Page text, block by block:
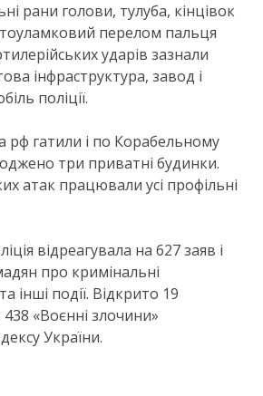
рани голови, тулуба, кінцівок
перелом пальця
ударів зазнали
інфраструктура, завод і
поліції.
рф гатили і по Корабельному
три приватні будинки.
атак працювали усі профільні
відреагувала на 627 заяв і
про кримінальні
інші події. Відкрито 19
«Воєнні злочини»
України.